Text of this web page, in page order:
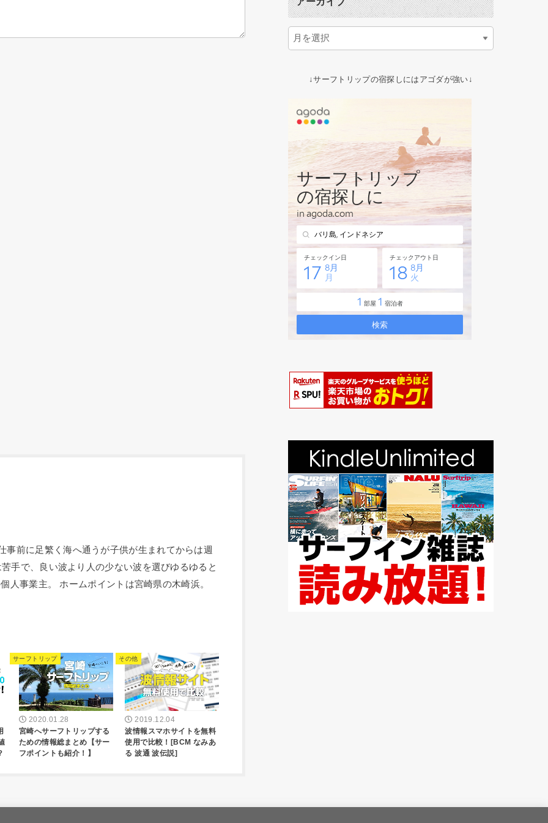
事前に足繁く海へ通うが子供が生まれてからは週
手で、良い波より人の少ない波を選びゆるゆると
人事業主。 ホームポイントは宮崎県の木崎浜。
サーフトリップ
2020.01.28
宮崎へサーフトリップする
ための情報総まとめ【サー
フポイントも紹介！】
その他
2019.12.04
波情報スマホサイトを無料
使用で比較！[BCM なみあ
る 波通 波伝説]
↓サーフトリップの宿探しにはアゴダが強い↓